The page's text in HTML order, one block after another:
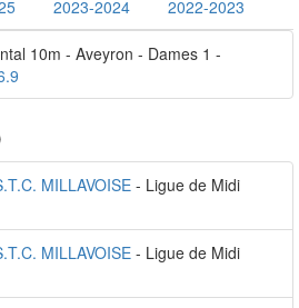
2023-2024 2022-2023
10m - Aveyron - Dames 1 -
MILLAVOISE- Ligue de Midi
MILLAVOISE- Ligue de Midi